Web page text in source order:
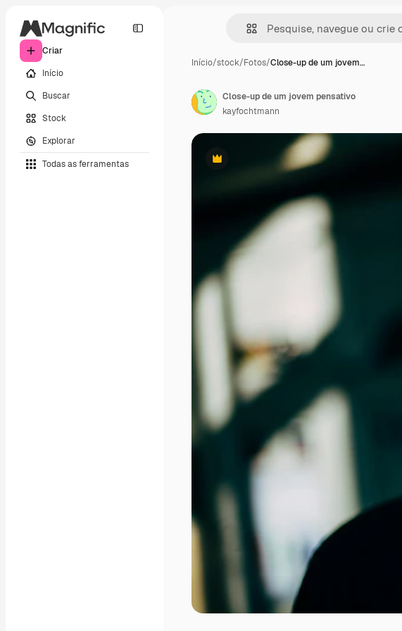
Criar
Início
Buscar
Stock
Explorar
Todas as ferramentas
Início/stock/Fotos/Close-up de um jovem…
Premium
Close-up de um jovem pensativo
kayfochtmann